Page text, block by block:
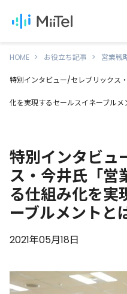
HOME お役立ち記事 営業戦
特別インタビュー/セレブリックス
化を実現するセールスイネーブルメ
特別インタビュ
ス・今井氏「営
る仕組み化を実
ーブルメントと
2021年05月18日